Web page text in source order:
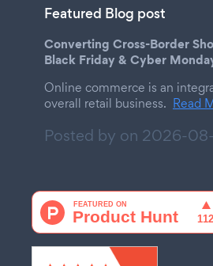
Featured Blog post
Converting Cross-Border
Black Friday & Cyber
Online commerce is an
overall retail business. Read
Posted by on 2026-